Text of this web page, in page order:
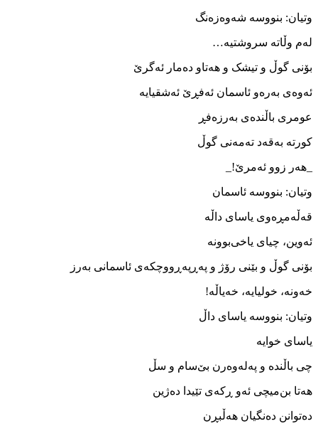
وتیان: بنووسه ‌شه‌وه‌زه‌نگ
له‌م وڵاته ‌سروشتیه…
بۆنی گوڵ و تیشک و هه‌تاو ده‌مار ئه‌گرێ
ئه‌وه‌ی به‌ره‌و ئاسمان ئه‌فڕێ ئه‌شقیایه
عومری باڵنده‌ی به‌رزه‌فڕ
کورته ‌به‌قه‌د ته‌مه‌نی گوڵ
_هه‌ر زوو ئه‌مرێ!_
وتیان: بنووسه ‌ئاسمان
قه‌ڵه‌مڕەوی یاسای داڵه
ئه‌وین، چیای یاخی‌بوونه
بۆنی گوڵ و بێنی رۆژ و په‌ڕپه‌ڕووچکه‌ی ئاسمانی به‌رز
خه‌ونه، خولیایه، خه‌یاڵه!
وتیان: بنووسه ‌یاسای داڵ
یاسای خوایه
چی باڵنده ‌و په‌له‌وه‌رن بێ‌سام و سڵ
هه‌تا بن‌میچی ئه‌و ڕکه‌ی تێیدا ده‌ژین
ده‌توانن ده‌نگیان هه‌ڵبڕن